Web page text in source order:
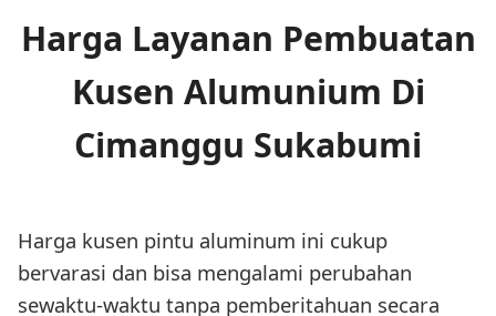
Harga Layanan Pembuatan
Kusen Alumunium Di
Cimanggu Sukabumi
Harga kusen pintu aluminum ini cukup
bervarasi dan bisa mengalami perubahan
sewaktu-waktu tanpa pemberitahuan secara